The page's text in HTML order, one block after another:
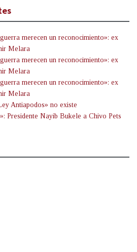
merecen un reconocimiento»: ex
Melara
merecen un reconocimiento»: ex
Melara
merecen un reconocimiento»: ex
Melara
Antiapodos» no existe
Presidente Nayib Bukele a Chivo Pets